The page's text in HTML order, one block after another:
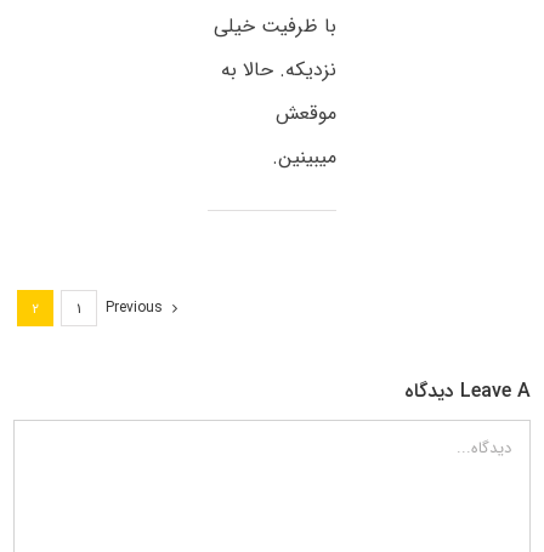
با ظرفیت خیلی
نزدیکه. حالا به
موقعش
میبینین.
Previous ۱ ۲
Leave A دیدگاه
دیدگاه